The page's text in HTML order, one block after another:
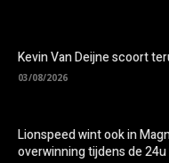
Kevin Van Deijne scoort
03/08/2026
Lionspeed wint ook in
overwinning tijdens de 24u